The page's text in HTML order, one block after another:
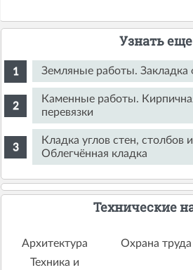
Узнать
Земляные работы. Закладка
Каменные работы.
перевязки
Кладка углов стен, столбов
Облегчённая кладка
Технические
Архитектура
Охрана труда
Техника и